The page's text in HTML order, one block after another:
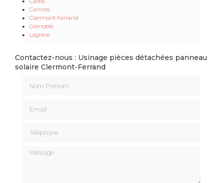
Cannes
Clermont-Ferrand
Grenoble
Lagrave
Contactez-nous : Usinage pièces détachées panneau
solaire Clermont-Ferrand
Message